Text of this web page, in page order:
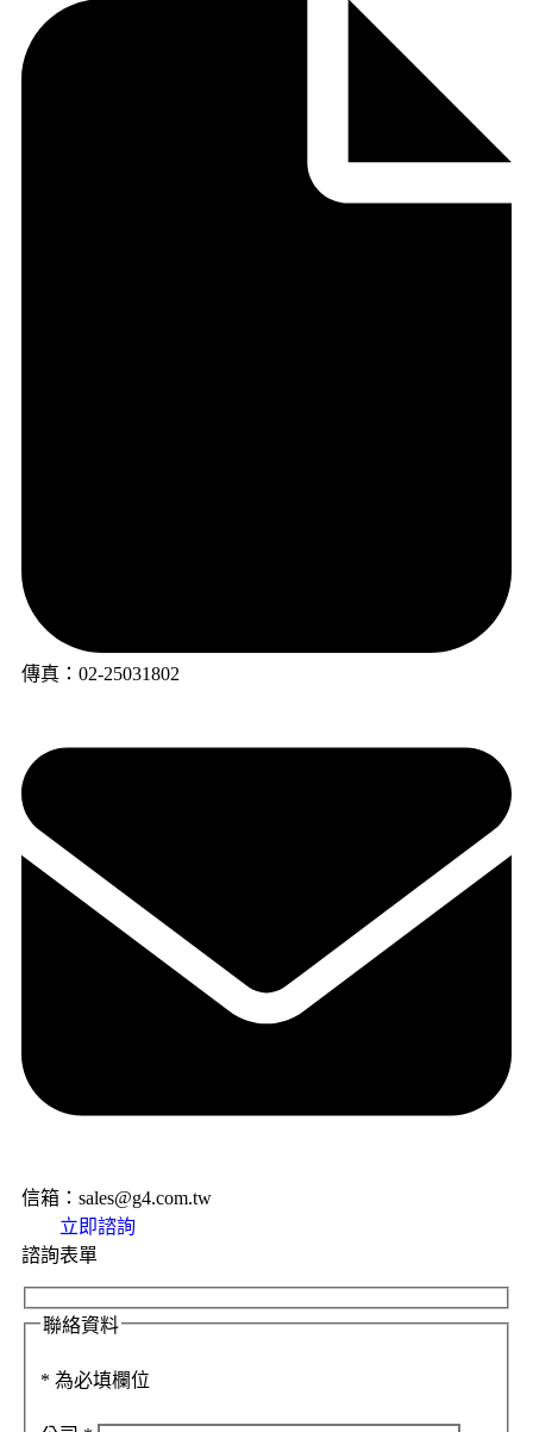
傳真：02-25031802
信箱：sales@g4.com.tw
立即諮詢
諮詢表單
聯絡資料
* 為必填欄位